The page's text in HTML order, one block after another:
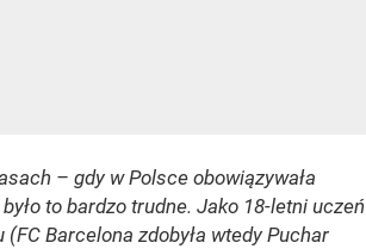
– gdy w Polsce obowiązywała
to bardzo trudne. Jako 18-letni uczeń
Barcelona zdobyła wtedy Puchar